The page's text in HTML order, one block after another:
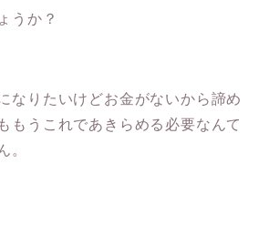
うか？
なりたいけどお金がないから諦め
もうこれであきらめる必要なんて
。